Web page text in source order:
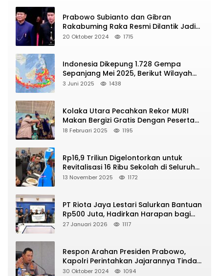
Prabowo Subianto dan Gibran
Rakabuming Raka Resmi Dilantik Jadi
Presiden dan Wapres RI
20 Oktober 2024 1715
Indonesia Dikepung 1.728 Gempa
Sepanjang Mei 2025, Berikut Wilayah
Yang Intens Diguncang!
3 Juni 2025 1438
Kolaka Utara Pecahkan Rekor MURI
Makan Bergizi Gratis Dengan Peserta
Terbanyak
18 Februari 2025 1195
Rp16,9 Triliun Digelontorkan untuk
Revitalisasi 16 Ribu Sekolah di Seluruh
Indonesia
13 November 2025 1172
PT Riota Jaya Lestari Salurkan Bantuan
Rp500 Juta, Hadirkan Harapan bagi
Korban Bencana di Sumatera
27 Januari 2026 1117
Respon Arahan Presiden Prabowo,
Kapolri Perintahkan Jajarannya Tindak
Tegas Pelaku Judi Online
30 Oktober 2024 1094